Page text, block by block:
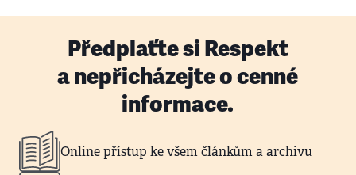
Předplaťte si Respekt
a nepřicházejte o cenné
informace.
Online přístup ke všem článkům a archivu